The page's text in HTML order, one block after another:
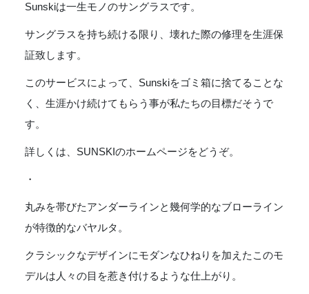
Sunskiは一生モノのサングラスです。
サングラスを持ち続ける限り、壊れた際の修理を生涯保
証致します。
このサービスによって、Sunskiをゴミ箱に捨てることな
く、生涯かけ続けてもらう事が私たちの目標だそうで
す。
詳しくは、SUNSKIのホームページをどうぞ。
・
丸みを帯びたアンダーラインと幾何学的なブローライン
が特徴的なバヤルタ。
クラシックなデザインにモダンなひねりを加えたこのモ
デルは人々の目を惹き付けるような仕上がり。